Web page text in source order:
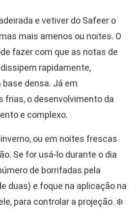
e vetiver do Safeer o
mais amenos ou noites. O
fazer com que as notas de
rapidamente,
base densa. Já em
frias, o desenvolvimento da
e complexo.
ou em noites frescas
Se for usá-lo durante o dia
de borrifadas pela
duas) e foque na aplicação na
para controlar a projeção. ❄️